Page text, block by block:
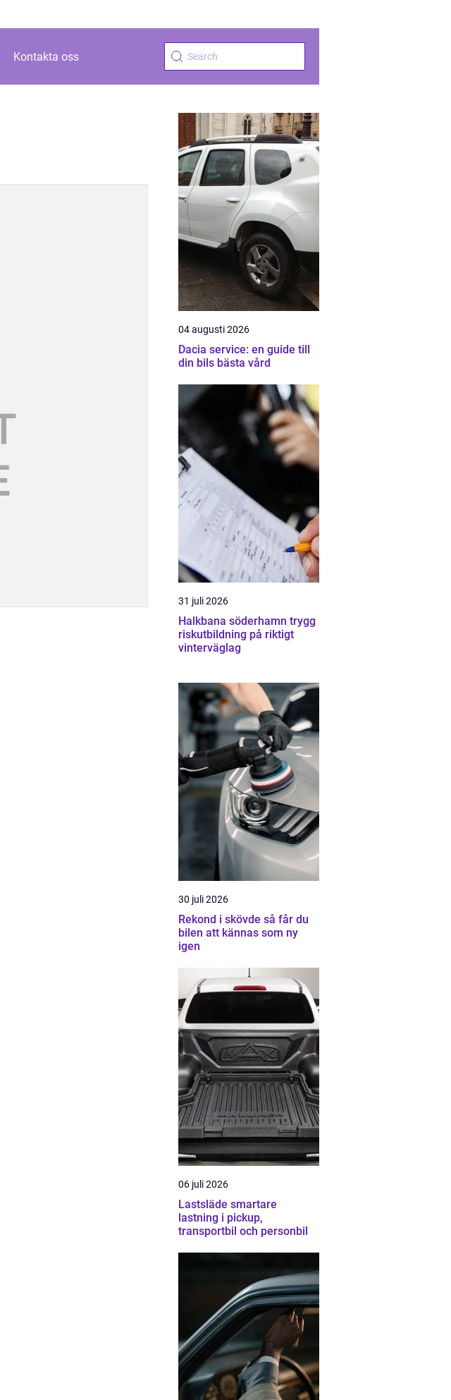
Kontakta oss
04 augusti 2026
Dacia service: en guide till
din bils bästa vård
31 juli 2026
Halkbana söderhamn trygg
riskutbildning på riktigt
vinterväglag
30 juli 2026
Rekond i skövde så får du
bilen att kännas som ny
igen
06 juli 2026
Lastsläde smartare
lastning i pickup,
transportbil och personbil